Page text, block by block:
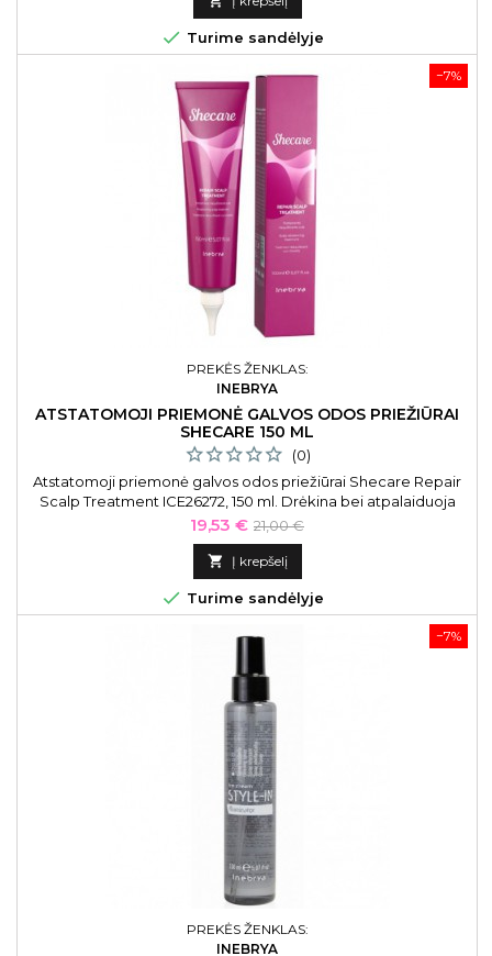
 Turime sandėlyje
−7%
PREKĖS ŽENKLAS:
INEBRYA
ATSTATOMOJI PRIEMONĖ GALVOS ODOS PRIEŽIŪRAI
SHECARE 150 ML
(0)
Atstatomoji priemonė galvos odos priežiūrai Shecare Repair
Scalp Treatment ICE26272, 150 ml. Drėkina bei atpalaiduoja
galvos odą, suteikia jai malonų vėsinamąjį poveikį.
Kaina
19,53 € Bazinė
kaina
21,00 €
 Į krepšelį
 Turime sandėlyje
−7%
PREKĖS ŽENKLAS:
INEBRYA